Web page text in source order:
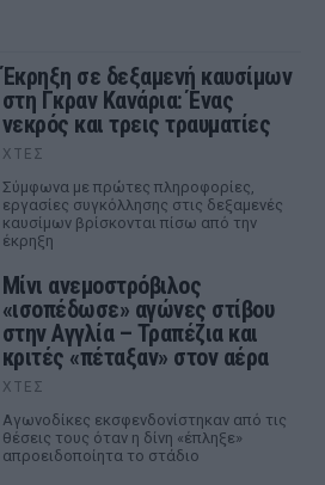
Έκρηξη σε δεξαμενή καυσίμων
στη Γκραν Κανάρια: Ένας
νεκρός και τρεις τραυματίες
ΧΤΕΣ
Σύμφωνα με πρώτες πληροφορίες,
εργασίες συγκόλλησης στις δεξαμενές
καυσίμων βρίσκονται πίσω από την
έκρηξη
Μίνι ανεμοστρόβιλος
«ισοπέδωσε» αγώνες στίβου
στην Αγγλία – Τραπέζια και
κριτές «πέταξαν» στον αέρα
ΧΤΕΣ
Αγωνοδίκες εκσφενδονίστηκαν από τις
θέσεις τους όταν η δίνη «έπληξε»
απροειδοποίητα το στάδιο